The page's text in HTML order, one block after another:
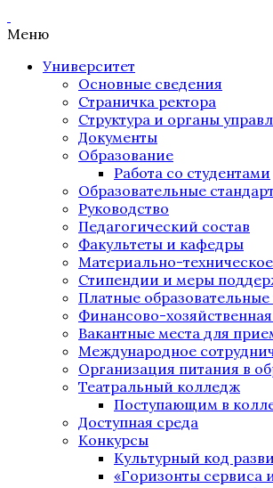
Меню
Университет
Основные сведения
Страничка ректора
Структура и органы
Документы
Образование
Работа со студентами
Образовательные
Руководство
Педагогический состав
Факультеты и кафедры
Материально-
Стипендии и меры
Платные образовательные
Финансово-
Вакантные места для
Международное
Организация питания в
Театральный колледж
Поступающим в
Доступная среда
Конкурсы
Культурный код
«Горизонты сервиса